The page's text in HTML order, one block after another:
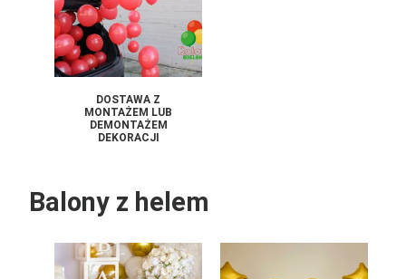
DOSTAWA Z
MONTAŻEM LUB
DEMONTAŻEM
DEKORACJI
Balony z helem